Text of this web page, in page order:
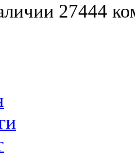
27444